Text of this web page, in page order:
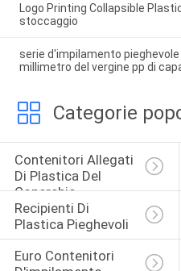
Logo Printing Collapsible
stoccaggio
serie d'impilamento
millimetro del vergine pp di
Categorie
Contenitori Allegati
Di Plastica Del
Coperchio
Recipienti Di
Plastica Pieghevoli
Euro Contenitori